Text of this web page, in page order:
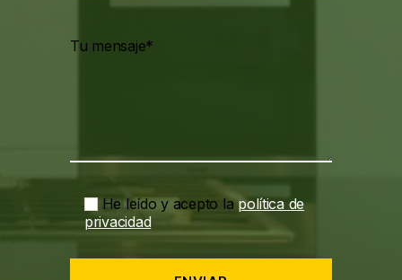
Tu mensaje*
He leído y acepto lapolítica de
privacidad